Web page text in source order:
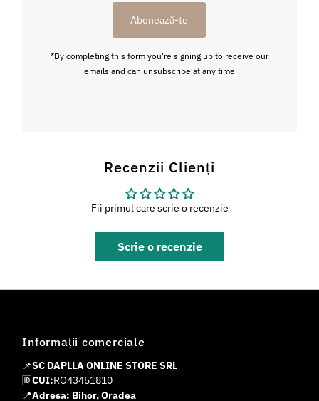
Abonează-te
*By completing this form you're signing up to receive our
emails and can unsubscribe at any time
Recenzii Clienți
Fii primul care scrie o recenzie
Scrie o recenzie
Informații comerciale
📌SC DAPLLA ONLINE STORE SRL
🆔CUI:RO43451810
📍Adresa: Bihor, Oradea